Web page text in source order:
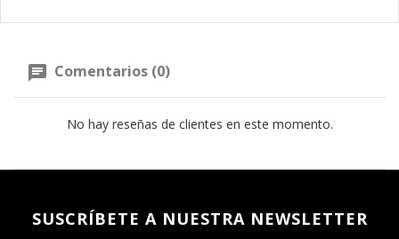
Comentarios (0)
No hay reseñas de clientes en este momento.
SUSCRÍBETE A NUESTRA NEWSLETTER